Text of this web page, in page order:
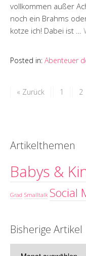
vollkommen außer
noch ein Brahms
kotze ich! Dabei ist …
Posted in: Abenteuer
« Zurück 1 2
Artikelthemen
Babys &
Grad Smalltalk Social
Bisherige Artikel